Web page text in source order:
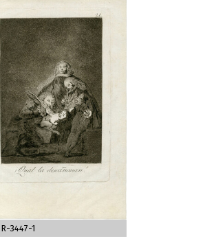
R-3447-1